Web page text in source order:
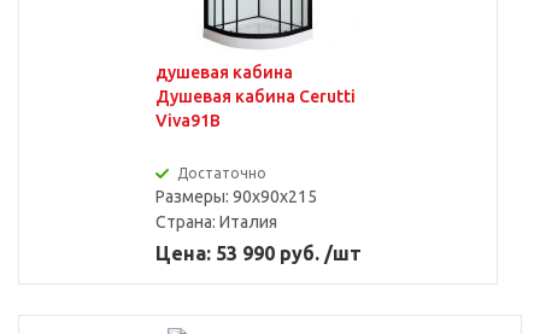
душевая кабина
Душевая кабина Cerutti
Viva91B
Достаточно
Размеры: 90x90x215
Страна: Италия
Цена: 53 990 руб. /шт